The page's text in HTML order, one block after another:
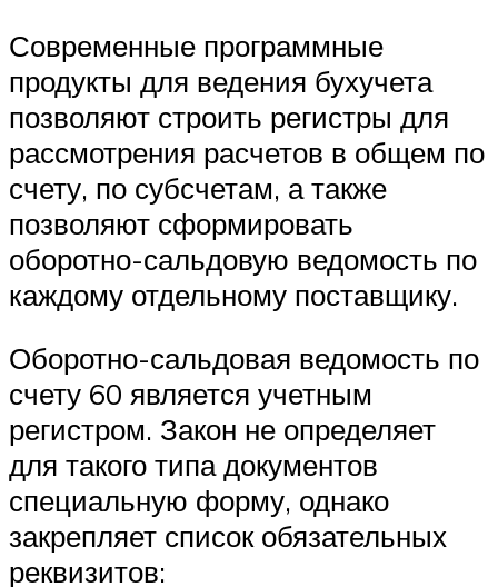
Современные программные
продукты для ведения бухучета
позволяют строить регистры для
рассмотрения расчетов в общем по
счету, по субсчетам, а также
позволяют сформировать
оборотно-сальдовую ведомость по
каждому отдельному поставщику.
Оборотно-сальдовая ведомость по
счету 60 является учетным
регистром. Закон не определяет
для такого типа документов
специальную форму, однако
закрепляет список обязательных
реквизитов: